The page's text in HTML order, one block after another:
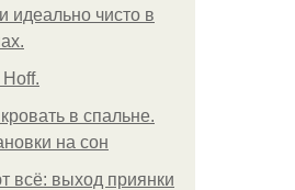
идеально чисто в
в спальне.
на сон
всё: выход приянки